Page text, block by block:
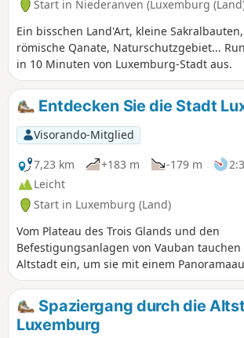
Start in Niederanven (Luxemburg
Ein bisschen Land'Art, kleine Sakralbauten,
römische Qanate, Naturschutzgebiet...
in 10 Minuten von Luxemburg-Stadt aus.
Entdecken Sie die Stadt
Visorando-Mitglied
7,23 km
+183 m -179 m
Leicht
Start in Luxemburg (Land)
Vom Plateau des Trois Glands und den
Befestigungsanlagen von Vauban tauchen
Altstadt ein, um sie mit einem
verlassen. Begeben Sie sich dann vom
die Altstadt, um den Weg der Corniche bis
St-Esprit zu erkunden. Entdecken Sie die
Fra und wagen Sie sich dann auf die
Spaziergang durch die
Luxemburg